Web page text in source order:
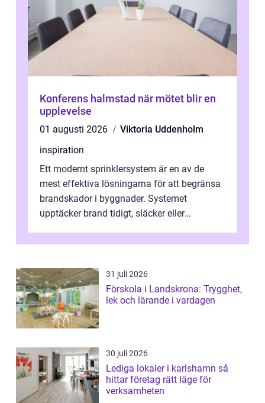
Konferens halmstad när mötet blir en
upplevelse
01 augusti 2026
Viktoria Uddenholm
inspiration
Ett modernt sprinklersystem är en av de
mest effektiva lösningarna för att begränsa
brandskador i byggnader. Systemet
upptäcker brand tidigt, släcker eller
31 juli 2026
Förskola i Landskrona: Trygghet,
lek och lärande i vardagen
30 juli 2026
Lediga lokaler i karlshamn så
hittar företag rätt läge för
verksamheten